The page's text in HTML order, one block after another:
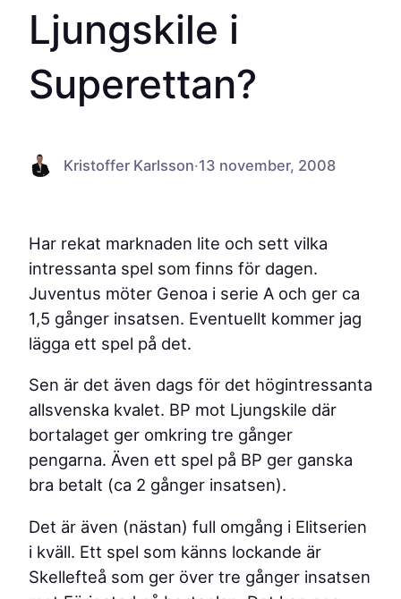
Ljungskile i
Superettan?
Kristoffer Karlsson·13 november, 2008
Har rekat marknaden lite och sett vilka
intressanta spel som finns för dagen.
Juventus möter Genoa i serie A och ger ca
1,5 gånger insatsen. Eventuellt kommer jag
lägga ett spel på det.
Sen är det även dags för det högintressanta
allsvenska kvalet. BP mot Ljungskile där
bortalaget ger omkring tre gånger
pengarna. Även ett spel på BP ger ganska
bra betalt (ca 2 gånger insatsen).
Det är även (nästan) full omgång i Elitserien
i kväll. Ett spel som känns lockande är
Skellefteå som ger över tre gånger insatsen